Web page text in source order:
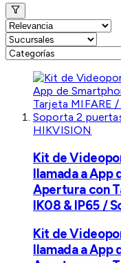
HIKVISION
Kit de
llamada a App
Apertura con
IK08 & IP65 /
Kit de
llamada a App